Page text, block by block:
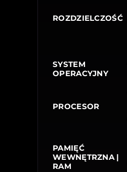
ROZDZIELCZOŚĆ
SYSTEM
OPERACYJNY
PROCESOR
PAMIĘĆ
WEWNĘTRZNA |
RAM